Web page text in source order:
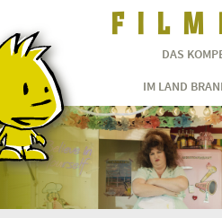
DAS
IM LAND